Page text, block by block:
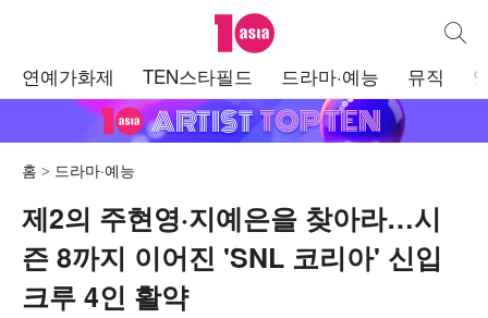
텐아시아 통합
연예가화제 TEN스타필드 드라마·예능 뮤직
홈 드라마·예능
제2의 주현영·지예은을 찾아라…시
즌 8까지 이어진 'SNL 코리아' 신입
크루 4인 활약